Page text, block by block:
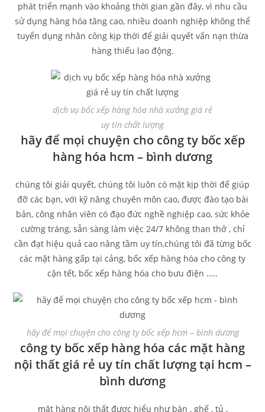
phát triển mạnh vào khoảng thời gian gần đây, vì nhu cầu
sử dụng hàng hóa tăng cao, nhiều doanh nghiệp không thể
tuyển dụng nhân công kịp thời để giải quyết vấn nạn thừa
hàng thiếu lao động.
dịch vụ bốc xếp hàng hóa nhà xưởng giá rẻ
uy tín chất lượng
hãy để mọi chuyện cho công ty bốc xếp
hàng hóa hcm – bình dương
chúng tôi giải quyết, chúng tôi luôn có mặt kịp thời để giúp
đỡ các bạn, với kỹ năng chuyên môn cao, được đào tạo bài
bản, công nhân viên có đạo đức nghề nghiệp cao, sức khỏe
cường tráng, sẵn sàng làm việc 24/7 không than thở , chỉ
cần đạt hiệu quả cao nâng tầm uy tín,chúng tôi đã từng bốc
các mặt hàng gấp tại cảng, bốc xếp hàng hóa cho công ty
cận tết, bốc xếp hàng hóa cho bưu điện …..
hãy để mọi chuyện cho công ty bốc xếp hcm – bình dương
công ty bốc xếp hàng hóa các mặt hàng
nội thất giá rẻ uy tín chất lượng tại hcm –
bình dương
mặt hàng nội thất được hiểu như bàn , ghế , tủ ,